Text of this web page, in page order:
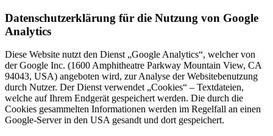
Datenschutzerklärung für die Nutzung von Google
Analytics
Diese Website nutzt den Dienst „Google Analytics“, welcher von
der Google Inc. (1600 Amphitheatre Parkway Mountain View, CA
94043, USA) angeboten wird, zur Analyse der Websitebenutzung
durch Nutzer. Der Dienst verwendet „Cookies“ – Textdateien,
welche auf Ihrem Endgerät gespeichert werden. Die durch die
Cookies gesammelten Informationen werden im Regelfall an einen
Google-Server in den USA gesandt und dort gespeichert.